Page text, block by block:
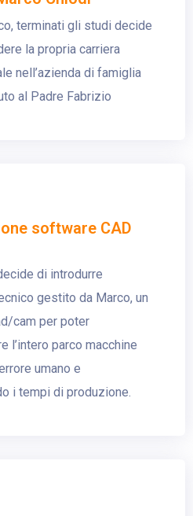
terminati gli studi decide
la propria carriera
nell’azienda di famiglia
al Padre Fabrizio
software CAD
di introdurre
gestito da Marco, un
cam per poter
l’intero parco macchine
umano e
i tempi di produzione.